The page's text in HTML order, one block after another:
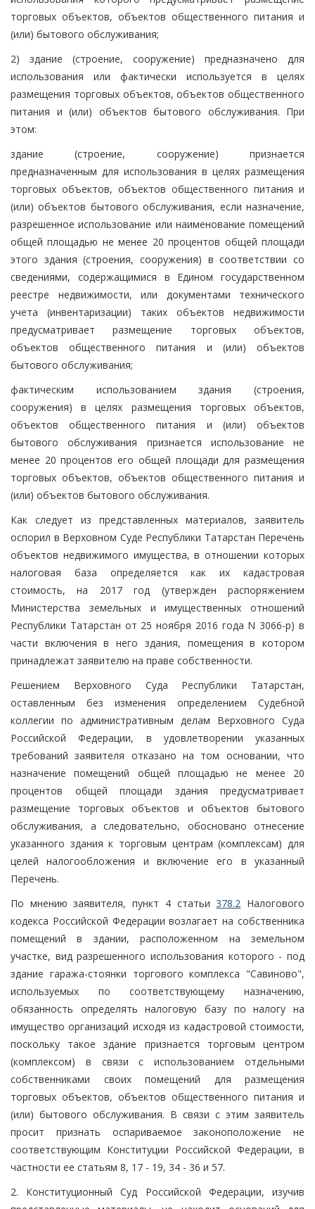
торговых объектов, объектов общественного питания и
(или) бытового обслуживания;
2) здание (строение, сооружение) предназначено для
использования или фактически используется в целях
размещения торговых объектов, объектов общественного
питания и (или) объектов бытового обслуживания. При
этом:
здание (строение, сооружение) признается
предназначенным для использования в целях размещения
торговых объектов, объектов общественного питания и
(или) объектов бытового обслуживания, если назначение,
разрешенное использование или наименование помещений
общей площадью не менее 20 процентов общей площади
этого здания (строения, сооружения) в соответствии со
сведениями, содержащимися в Едином государственном
реестре недвижимости, или документами технического
учета (инвентаризации) таких объектов недвижимости
предусматривает размещение торговых объектов,
объектов общественного питания и (или) объектов
бытового обслуживания;
фактическим использованием здания (строения,
сооружения) в целях размещения торговых объектов,
объектов общественного питания и (или) объектов
бытового обслуживания признается использование не
менее 20 процентов его общей площади для размещения
торговых объектов, объектов общественного питания и
(или) объектов бытового обслуживания.
Как следует из представленных материалов, заявитель
оспорил в Верховном Суде Республики Татарстан Перечень
объектов недвижимого имущества, в отношении которых
налоговая база определяется как их кадастровая
стоимость, на 2017 год (утвержден распоряжением
Министерства земельных и имущественных отношений
Республики Татарстан от 25 ноября 2016 года N 3066-р) в
части включения в него здания, помещения в котором
принадлежат заявителю на праве собственности.
Решением Верховного Суда Республики Татарстан,
оставленным без изменения определением Судебной
коллегии по административным делам Верховного Суда
Российской Федерации, в удовлетворении указанных
требований заявителя отказано на том основании, что
назначение помещений общей площадью не менее 20
процентов общей площади здания предусматривает
размещение торговых объектов и объектов бытового
обслуживания, а следовательно, обосновано отнесение
указанного здания к торговым центрам (комплексам) для
целей налогообложения и включение его в указанный
Перечень.
По мнению заявителя, пункт 4 статьи378.2 Налогового
кодекса Российской Федерации возлагает на собственника
помещений в здании, расположенном на земельном
участке, вид разрешенного использования которого - под
здание гаража-стоянки торгового комплекса "Савиново",
используемых по соответствующему назначению,
обязанность определять налоговую базу по налогу на
имущество организаций исходя из кадастровой стоимости,
поскольку такое здание признается торговым центром
(комплексом) в связи с использованием отдельными
собственниками своих помещений для размещения
торговых объектов, объектов общественного питания и
(или) бытового обслуживания. В связи с этим заявитель
просит признать оспариваемое законоположение не
соответствующим Конституции Российской Федерации, в
частности ее статьям 8, 17 - 19, 34 - 36 и 57.
2. Конституционный Суд Российской Федерации, изучив